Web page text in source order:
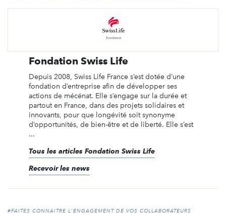
Fondation Swiss Life
Depuis 2008, Swiss Life France s’est dotée d’une
fondation d’entreprise afin de développer ses
actions de mécénat. Elle s’engage sur la durée et
partout en France, dans des projets solidaires et
innovants, pour que longévité soit synonyme
d’opportunités, de bien-être et de liberté. Elle s’est
...
Tous les articles Fondation Swiss Life
Recevoir les news
#FAITES CONNAITRE L'ENGAGEMENT DE VOS COLLABORATEURS